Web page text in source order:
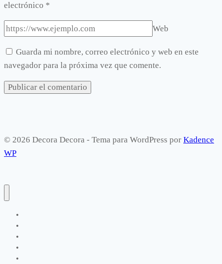
electrónico *
Web
Guarda mi nombre, correo electrónico y web en este
navegador para la próxima vez que comente.
© 2026 Decora Decora - Tema para WordPress por Kadence
WP